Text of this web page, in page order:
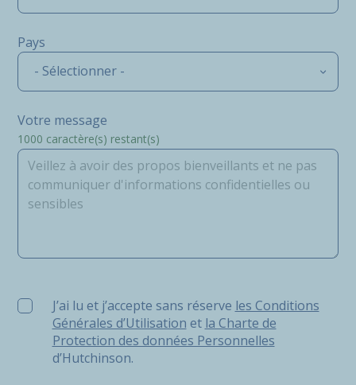
Pays
- Sélectionner -
Votre message
1000 caractère(s) restant(s)
J’ai lu et j’accepte sans réserve les Conditions
J’ai lu et j’accepte sans réserve les Conditions
Générales d’Utilisation et la Charte de
Protection des données Personnelles
d’Hutchinson.